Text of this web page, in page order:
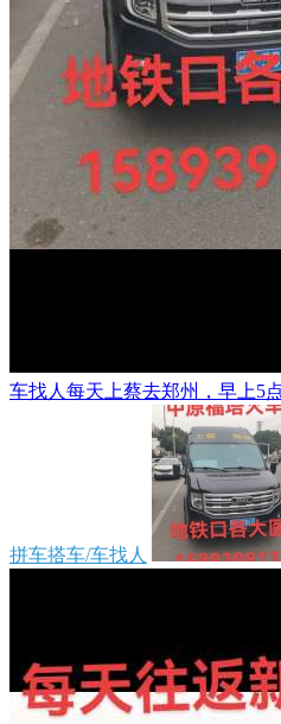
车找人每天上蔡去郑州，早上5
拼车搭车/车找人